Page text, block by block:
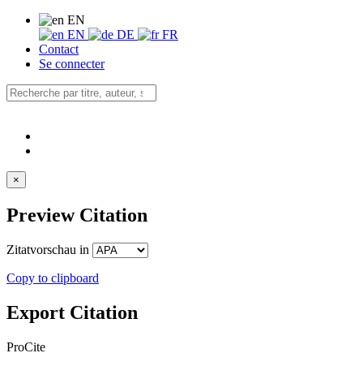
EN
EN
DE
FR
Contact
Se connecter
×
Preview Citation
Zitatvorschau in
Copy to clipboard
Export Citation
ProCite